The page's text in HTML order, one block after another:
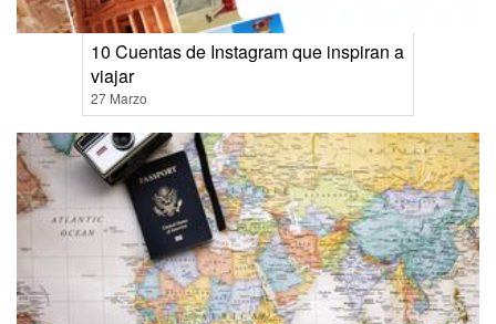
10 Cuentas de Instagram que inspiran a
viajar
27 Marzo